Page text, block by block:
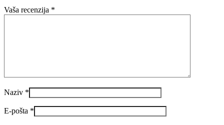
Vaša recenzija *
Naziv *
E-pošta *